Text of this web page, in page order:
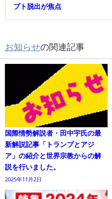
プト脱出が焦点
お知らせの関連記事
国際情勢解説者・田中宇氏の最
新解説記事「トランプとアジ
ア」の紹介と世界宗教からの解
説を行いました。
2025年11月2日